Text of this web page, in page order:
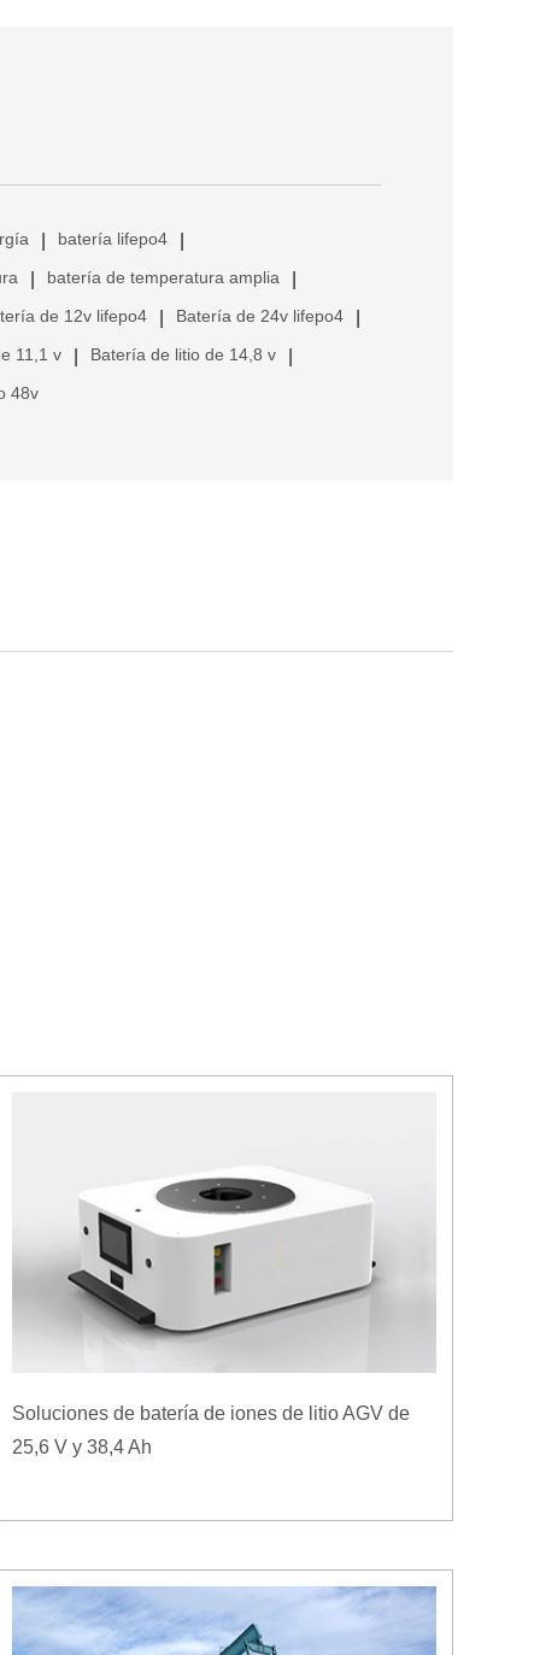
batería lifepo4
batería de temperatura amplia
de 12v lifepo4 Batería de 24v lifepo4
11,1 v Batería de litio de 14,8 v
48v
Soluciones de batería de iones de litio AGV de
25,6 V y 38,4 Ah